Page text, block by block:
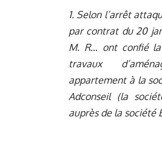
1. Selon l’arrêt
par contrat du 20
M. R… ont confié la
travaux
appartement à la
Adconseil (la
auprès de la société